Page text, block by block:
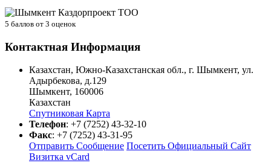
5 баллов от 3 оценок
Контактная Информация
Казахстан, Южно-Казахстанская обл., г. Шымкент, ул.
Адырбекова, д.129
Шымкент, 160006
Казахстан
Спутниковая Карта
Телефон: +7 (7252) 43-32-10
Факс: +7 (7252) 43-31-95
Отправить Сообщение Посетить Официальный Сайт
Визитка vCard